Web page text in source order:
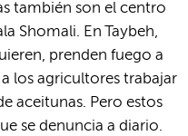
también son el centro
Shomali. En Taybeh,
prenden fuego a
los agricultores trabajar
aceitunas. Pero estos
se denuncia a diario.